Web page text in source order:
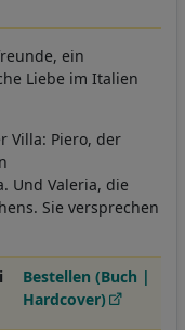
ein
Liebe im Italien
Villa: Piero, der
Und Valeria, die
Sie versprechen
Bestellen (Buch |
Hardcover)